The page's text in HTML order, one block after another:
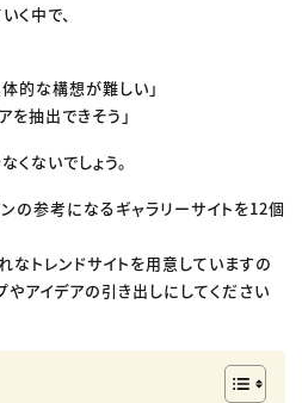
く中で、
的な構想が難しい」
を抽出できそう」
ないでしょう。
の参考になるギャラリーサイトを12個
なトレンドサイトを用意していますの
やアイデアの引き出しにしてください